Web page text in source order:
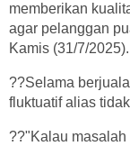
memberikan
agar pelanggan
Kamis (31/7/2025).
??Selama
fluktuatif alias
??"Kalau masalah